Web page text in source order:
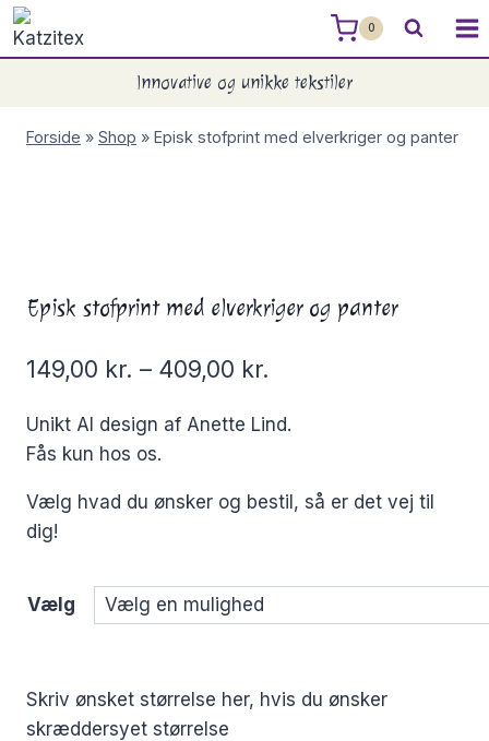
Skip
to
0
Innovative og unikke tekstiler
Forside » Shop » Episk stofprint med elverkriger og panter
Episk stofprint med elverkriger og panter
149,00 kr. – 409,00 kr.
Unikt AI design af Anette Lind.
Fås kun hos os.
Vælg hvad du ønsker og bestil, så er det vej til
dig!
Vælg
Skriv ønsket størrelse her, hvis du ønsker
skræddersyet størrelse